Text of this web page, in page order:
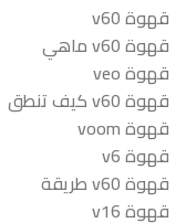
قهوة v60
قهوة v60 ماهي
قهوة veo
قهوة v60 كيف تنطق
قهوة voom
قهوة v6
قهوة v60 طريقة
قهوة v16